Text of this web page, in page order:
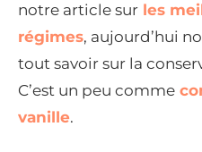
notre article sur les
régimes, aujourd’hui
tout savoir sur la
C’est un peu comme
vanille.